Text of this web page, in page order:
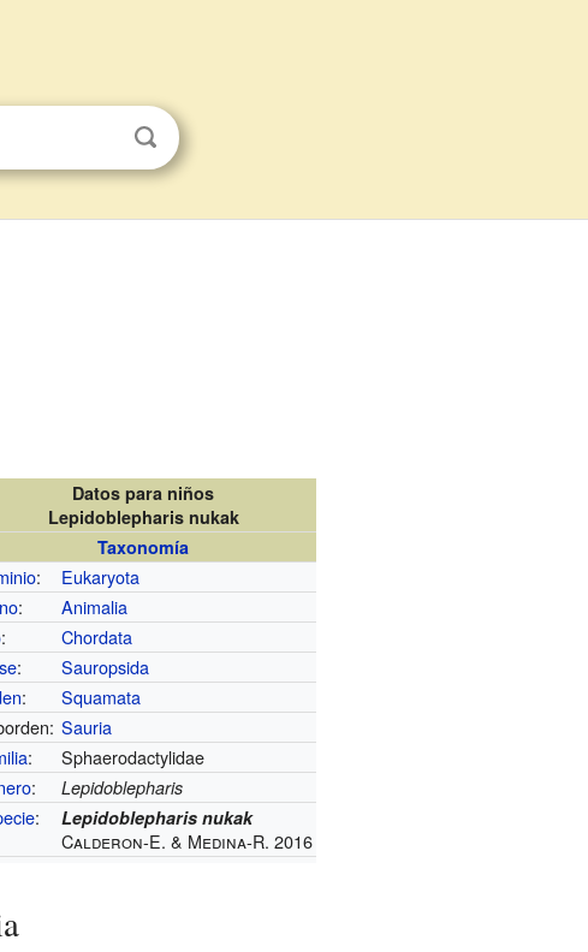
Datos para niños
Lepidoblepharis nukak
Taxonomía
:
Eukaryota
:
Animalia
:
Chordata
:
Sauropsida
:
Squamata
Sauria
:
Sphaerodactylidae
: Lepidoblepharis
: Lepidoblepharis nukak
Calderon-E. & Medina-R. 2016